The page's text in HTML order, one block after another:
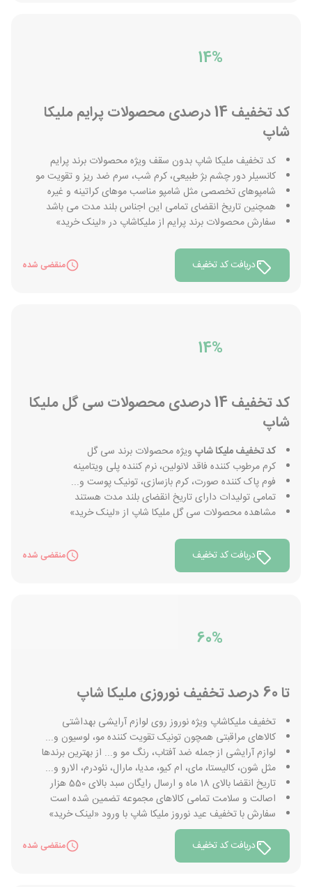
14%
کد تخفیف 14 درصدی محصولات پرایم ملیکا
شاپ
کد تخفیف ملیکا شاپ بدون سقف ویژه محصولات برند پرایم
کانسیلر دور چشم بژ طبیعی، کرم شب، سرم ضد ریز و تقویت مو
شامپوهای تخصصی مثل شامپو مناسب موهای کراتینه و غیره
همچنین تاریخ انقضای تمامی این اجناس بلند مدت می باشد
سفارش محصولات برند پرایم از ملیکاشاپ در «لینک خرید»
دریافت کد تخفیف منقضی شده
14%
کد تخفیف 14 درصدی محصولات سی گل ملیکا
شاپ
کد تخفیف ملیکا شاپ ویژه محصولات برند سی گل
کرم مرطوب کننده فاقد لانولین، نرم کننده پلی ویتامینه
فوم پاک کننده صورت، کرم بازسازی، تونیک پوست و...
تمامی تولیدات دارای تاریخ انقضای بلند مدت هستند
مشاهده محصولات سی گل ملیکا شاپ از «لینک خرید»
دریافت کد تخفیف منقضی شده
60%
تا 60 درصد تخفیف نوروزی ملیکا شاپ
تخفیف ملیکاشاپ ویژه نوروز روی لوازم آرایشی بهداشتی
کالاهای مراقبتی همچون تونیک تقویت کننده مو، لوسیون و...
لوازم آرایشی از جمله ضد آفتاب، رنگ مو و... از بهترین برندها
مثل شون، کالیستا، مای، ام کیو، مدیا، مارال، نئودرم، الارو و...
تاریخ انقضا بالای 18 ماه و ارسال رایگان سبد بالای 550 هزار
اصالت و سلامت تمامی کالاهای مجموعه تضمین شده است
سفارش با تخفیف عید نوروز ملیکا شاپ با ورود «لینک خرید»
دریافت کد تخفیف
منقضی شده